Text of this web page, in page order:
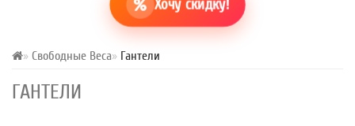
Хочу скидку!
Свободные Веса Гантели
ГАНТЕЛИ